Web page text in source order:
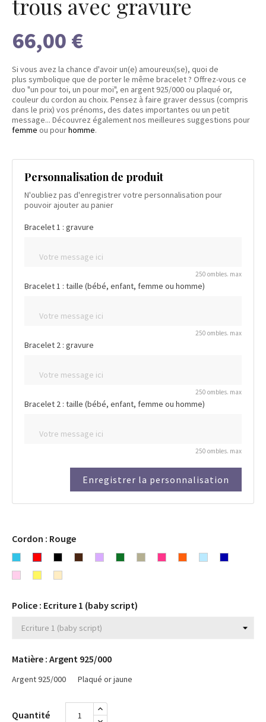
trous avec gravure
66,00 €
Si vous avez la chance d'avoir un(e) amoureux(se), quoi de
plus symbolique que de porter le même bracelet ? Offrez-vous ce
duo "un pour toi, un pour moi", en argent 925/000 ou plaqué or,
couleur du cordon au choix. Pensez à faire graver dessus (compris
dans le prix) vos prénoms, des dates importantes ou un petit
message... Découvrez également nos meilleures suggestions pour
femme ou pourhomme.
Personnalisation de produit
N'oubliez pas d'enregistrer votre personnalisation pour
pouvoir ajouter au panier
Bracelet 1 : gravure
250 ombles. max
Bracelet 1 : taille (bébé, enfant, femme ou homme)
250 ombles. max
Bracelet 2 : gravure
250 ombles. max
Bracelet 2 : taille (bébé, enfant, femme ou homme)
250 ombles. max
Enregistrer la personnalisation
Cordon : Rouge
Bleu
turquoise
RougeNoir ChocolatLavande
Vert Gris
Rose
OrangeBleu
Bleu
Rose
JauneBeige
Police : Ecriture 1 (baby script)
Matière : Argent 925/000
Argent 925/000 Plaqué or jaune
Quantité